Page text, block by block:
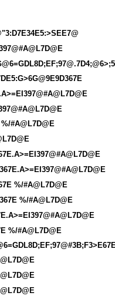
#A@L7D@E
%/#A@L7D@E
%/#A@L7D@E
%/#A@L7D@E